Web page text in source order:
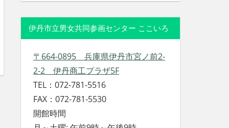
伊丹市立男女共同参画センター ここいろ
〒664-0895 兵庫県伊丹市宮ノ前2-
2-2 伊丹商工プラザ5F
TEL：072-781-5516
FAX：072-781-5530
開館時間